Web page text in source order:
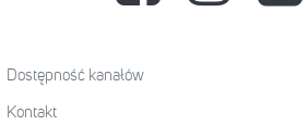
Dostępność kanałów
Kontakt